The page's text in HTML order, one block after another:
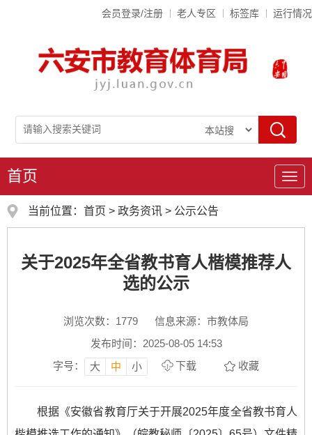
会员登录/注册 老人专区 标签库 运行情况
导
首页
当前位置： 首页 > 政务资讯 > 公示公告
关于2025年全省教书育人楷模推荐人
选的公示
浏览次数： 1779
信息来源：市教体局
发布时间：2025-08-05 14:53
字号：
大 中 小 下载 收藏
根据《安徽省教育厅关于开展2025年度全省教书育人